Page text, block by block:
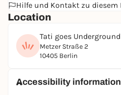
einen Namen gemacht. Jede
das Publikum wird vom
Niemand soll sich unwohl
Wir sind keine Fließbandshow.
Unsere Shows produzieren
unserer Location viel Wert
Hilfe und Kontakt zu diesem
Location
Tati goes Underground
Metzer Straße 2
10405 Berlin
Accessibility information